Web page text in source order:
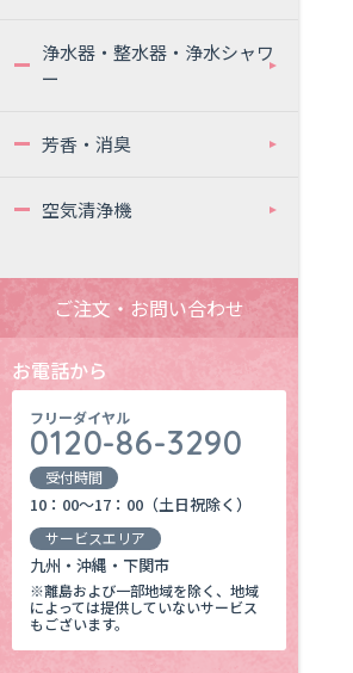
浄水器・整水器・浄水シャワ
ー
芳香・消臭
空気清浄機
ご注文・お問い合わせ
お電話から
フリーダイヤル
0120-86-3290
受付時間
10：00～17：00（土日祝除く）
サービスエリア
九州・沖縄・下関市
※離島および一部地域を除く、地域
によっては提供していないサービス
もございます。